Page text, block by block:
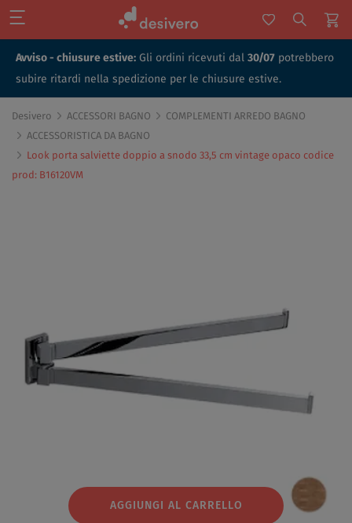
Avviso - chiusure estive: Gli ordini ricevuti dal 30/07 potrebbero
subire ritardi nella spedizione per le chiusure estive.
Desivero ACCESSORI BAGNO
COMPLEMENTI ARREDO BAGNO
ACCESSORISTICA DA BAGNO
Look porta salviette doppio a snodo 33,5 cm vintage opaco codice
prod: B16120VM
AGGIUNGI AL CARRELLO